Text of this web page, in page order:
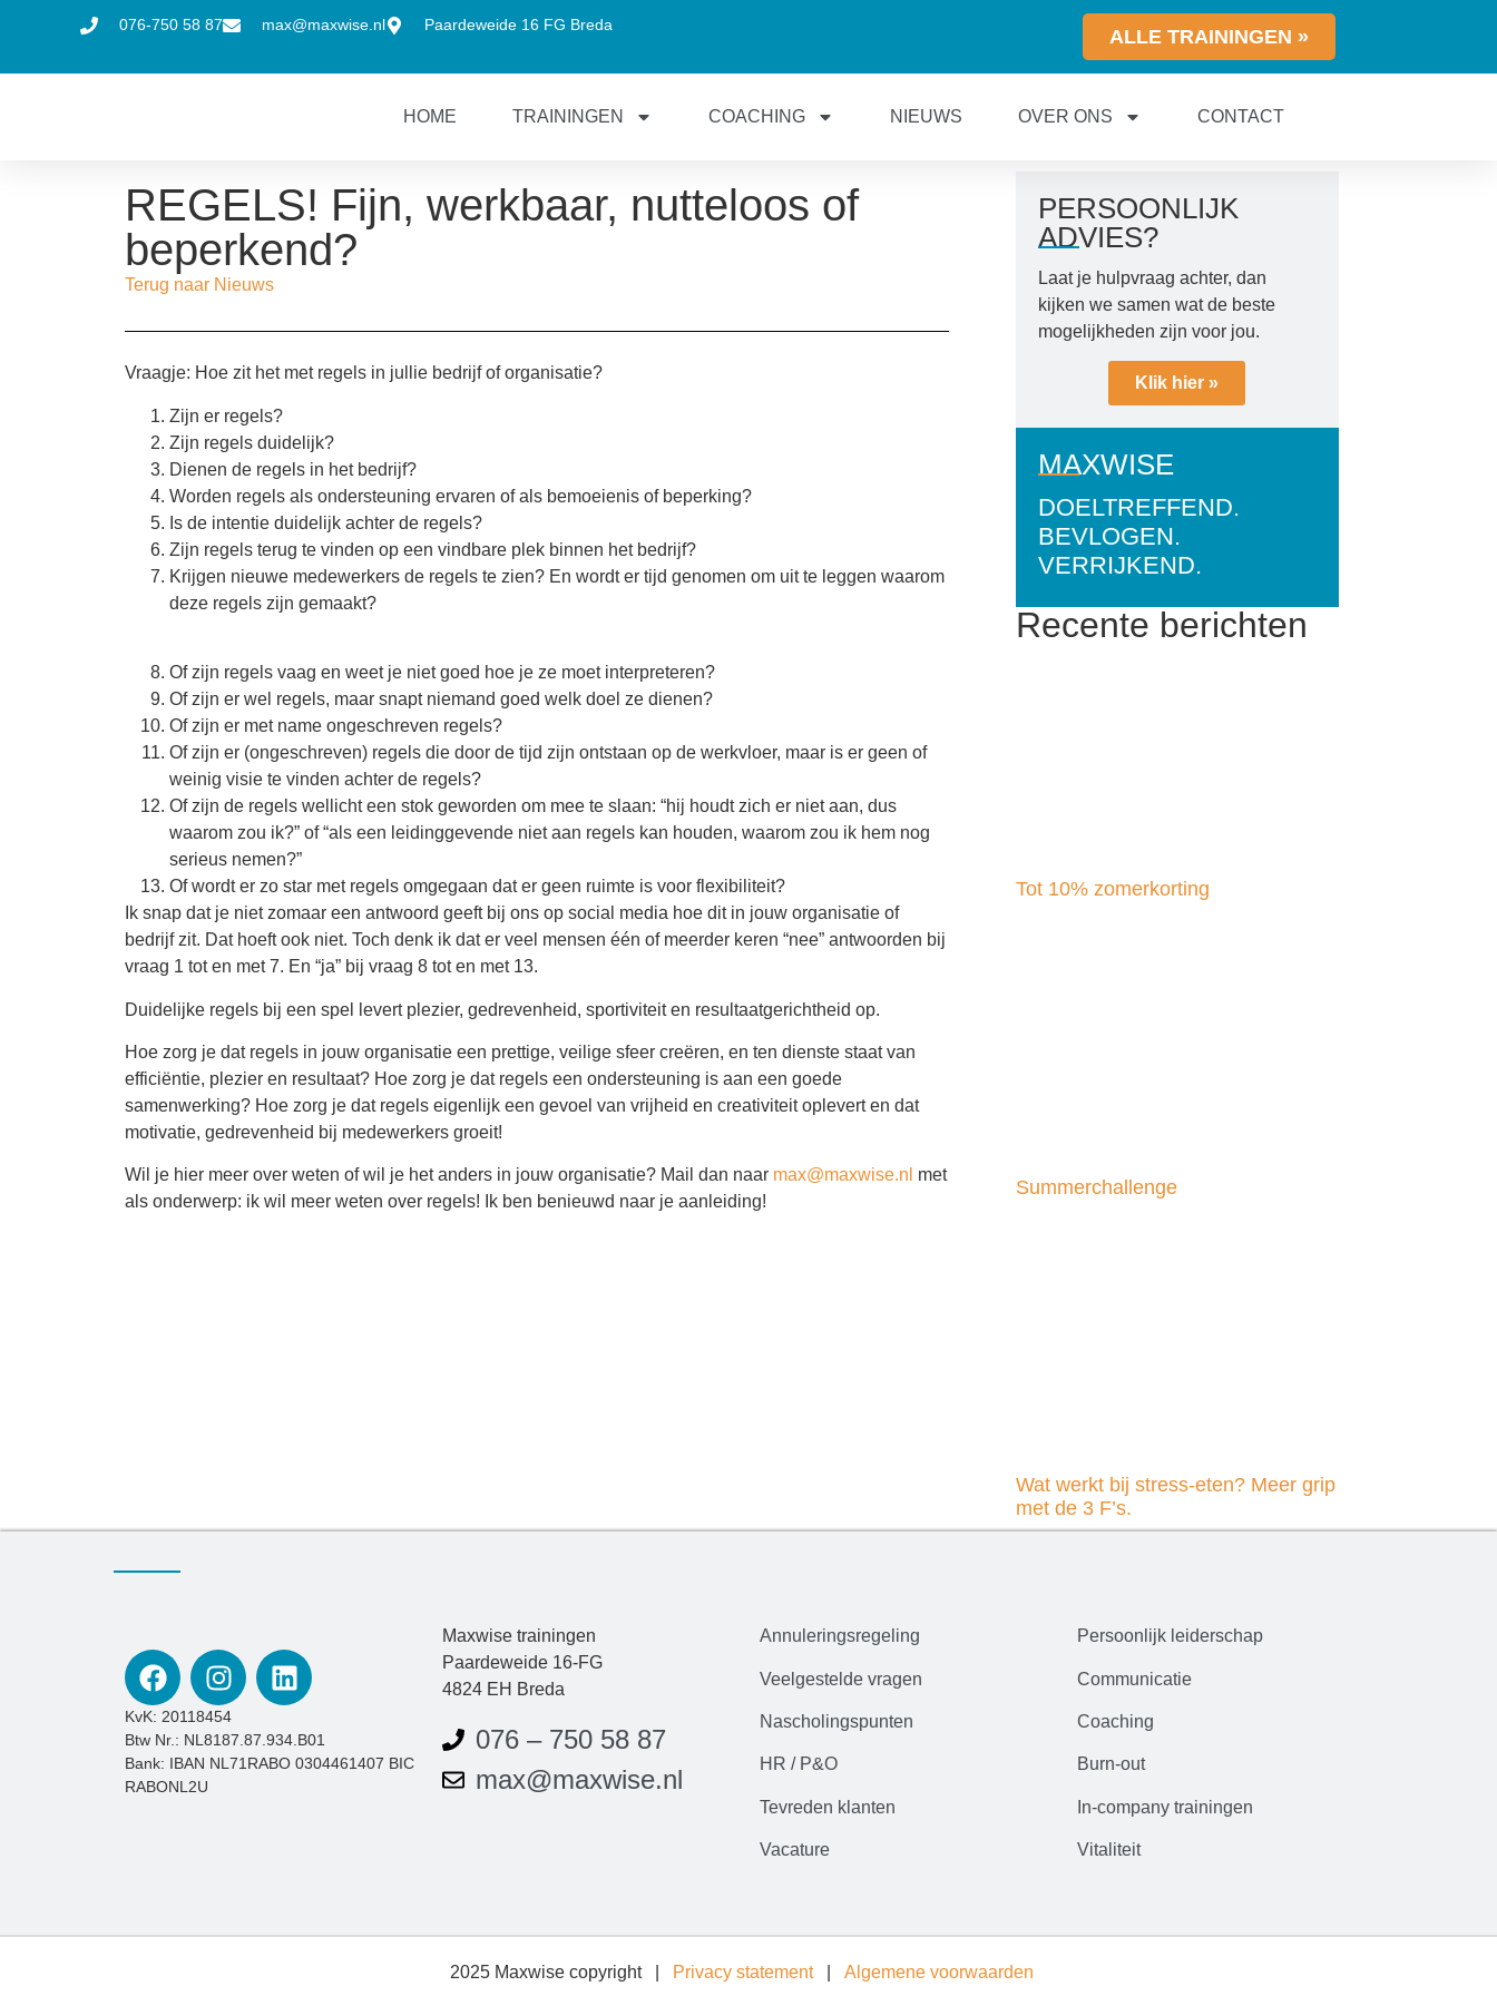
076-750 58 87 max@maxwise.nl Paardeweide 16 FG Breda
ALLE TRAININGEN »
HOME TRAININGEN COACHING NIEUWS OVER ONS CONTACT
REGELS! Fijn, werkbaar, nutteloos of
beperkend?
Terug naar Nieuws
Vraagje: Hoe zit het met regels in jullie bedrijf of organisatie?
Zijn er regels?
Zijn regels duidelijk?
Dienen de regels in het bedrijf?
Worden regels als ondersteuning ervaren of als bemoeienis of beperking?
Is de intentie duidelijk achter de regels?
Zijn regels terug te vinden op een vindbare plek binnen het bedrijf?
Krijgen nieuwe medewerkers de regels te zien? En wordt er tijd genomen om uit te leggen waarom
deze regels zijn gemaakt?
Of zijn regels vaag en weet je niet goed hoe je ze moet interpreteren?
Of zijn er wel regels, maar snapt niemand goed welk doel ze dienen?
Of zijn er met name ongeschreven regels?
Of zijn er (ongeschreven) regels die door de tijd zijn ontstaan op de werkvloer, maar is er geen of
weinig visie te vinden achter de regels?
Of zijn de regels wellicht een stok geworden om mee te slaan: “hij houdt zich er niet aan, dus
waarom zou ik?” of “als een leidinggevende niet aan regels kan houden, waarom zou ik hem nog
serieus nemen?”
Of wordt er zo star met regels omgegaan dat er geen ruimte is voor flexibiliteit?
Ik snap dat je niet zomaar een antwoord geeft bij ons op social media hoe dit in jouw organisatie of
bedrijf zit. Dat hoeft ook niet. Toch denk ik dat er veel mensen één of meerder keren “nee” antwoorden bij
vraag 1 tot en met 7. En “ja” bij vraag 8 tot en met 13.
Duidelijke regels bij een spel levert plezier, gedrevenheid, sportiviteit en resultaatgerichtheid op.
Hoe zorg je dat regels in jouw organisatie een prettige, veilige sfeer creëren, en ten dienste staat van
efficiëntie, plezier en resultaat? Hoe zorg je dat regels een ondersteuning is aan een goede
samenwerking? Hoe zorg je dat regels eigenlijk een gevoel van vrijheid en creativiteit oplevert en dat
motivatie, gedrevenheid bij medewerkers groeit!
Wil je hier meer over weten of wil je het anders in jouw organisatie? Mail dan naar max@maxwise.nl met
als onderwerp: ik wil meer weten over regels! Ik ben benieuwd naar je aanleiding!
PERSOONLIJK
ADVIES?
Laat je hulpvraag achter, dan
kijken we samen wat de beste
mogelijkheden zijn voor jou.
Klik hier »
MAXWISE
DOELTREFFEND.
BEVLOGEN.
VERRIJKEND.
Recente berichten
Tot 10% zomerkorting
Summerchallenge
Wat werkt bij stress-eten? Meer grip
met de 3 F’s.
KvK: 20118454
Btw Nr.: NL8187.87.934.B01
Bank: IBAN NL71RABO 0304461407 BIC
RABONL2U
Maxwise trainingen
Paardeweide 16-FG
4824 EH Breda
076 – 750 58 87
max@maxwise.nl
Annuleringsregeling
Veelgestelde vragen
Nascholingspunten
HR / P&O
Tevreden klanten
Vacature
Persoonlijk leiderschap
Communicatie
Coaching
Burn-out
In-company trainingen
Vitaliteit
2025 Maxwise copyright | Privacy statement| Algemene voorwaarden